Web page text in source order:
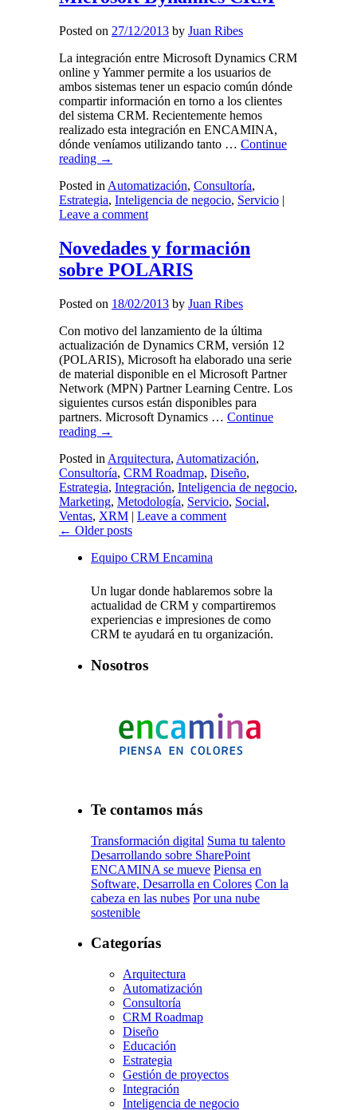
Posted on 27/12/2013 by Juan Ribes
La integración entre Microsoft Dynamics CRM
online y Yammer permite a los usuarios de
ambos sistemas tener un espacio común dónde
compartir información en torno a los clientes
del sistema CRM. Recientemente hemos
realizado esta integración en ENCAMINA,
dónde veníamos utilizando tanto … Continue
reading →
Posted in Automatización, Consultoría,
Estrategia, Inteligencia de negocio, Servicio |
Leave a comment
Novedades y formación
sobre POLARIS
Posted on 18/02/2013 by Juan Ribes
Con motivo del lanzamiento de la última
actualización de Dynamics CRM, versión 12
(POLARIS), Microsoft ha elaborado una serie
de material disponible en el Microsoft Partner
Network (MPN) Partner Learning Centre. Los
siguientes cursos están disponibles para
partners. Microsoft Dynamics … Continue
reading →
Posted in Arquitectura, Automatización,
Consultoría, CRM Roadmap, Diseño,
Estrategia, Integración, Inteligencia de negocio,
Marketing, Metodología, Servicio, Social,
Ventas, XRM | Leave a comment
← Older posts
Equipo CRM Encamina
Un lugar donde hablaremos sobre la
actualidad de CRM y compartiremos
experiencias e impresiones de como
CRM te ayudará en tu organización.
Nosotros
Te contamos más
Transformación digital Suma tu talento
Desarrollando sobre SharePoint
ENCAMINA se mueve Piensa en
Software, Desarrolla en Colores Con la
cabeza en las nubes Por una nube
sostenible
Categorías
Arquitectura
Automatización
Consultoría
CRM Roadmap
Diseño
Educación
Estrategia
Gestión de proyectos
Integración
Inteligencia de negocio